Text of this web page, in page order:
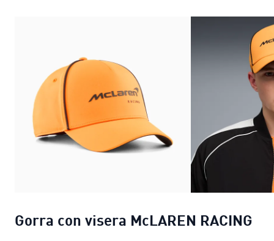
Gorra con visera McLAREN RACING